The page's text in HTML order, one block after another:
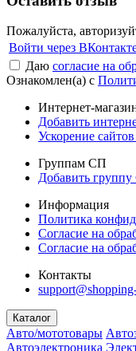
Пожалуйста,
Войти через
Даю согласие на
Ознакомлен(а) с
Интернет-
Добавить
Ускорение
Группам СП
Добавить
Информация
Политика
Согласие на
Согласие на
Контакты
Каталог
Авто/мототовары
Автоэлектроника